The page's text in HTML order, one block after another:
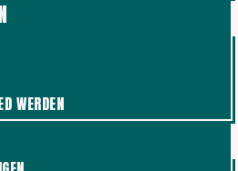
WERDEN